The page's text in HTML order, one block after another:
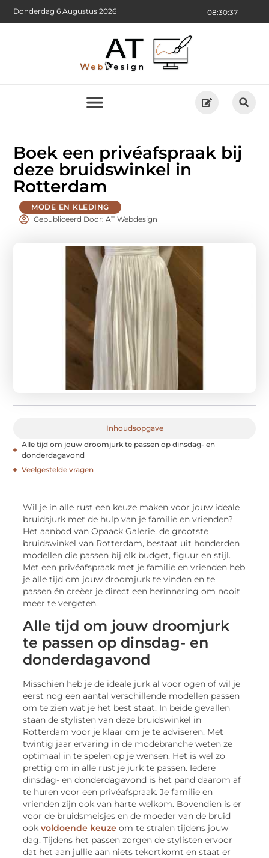
08:30:38
Donderdag 6 Augustus 2026
Boek een privéafspraak bij
deze bruidswinkel in
Rotterdam
MODE EN KLEDING
Gepubliceerd Door: AT Webdesign
Inhoudsopgave
Alle tijd om jouw droomjurk te passen op dinsdag- en
donderdagavond
Veelgestelde vragen
Wil je in alle rust een keuze maken voor jouw ideale
bruidsjurk met de hulp van je familie en vrienden?
Het aanbod van Opaack Galerie, de grootste
bruidswinkel van Rotterdam, bestaat uit honderden
modellen die passen bij elk budget, figuur en stijl.
Met een privéafspraak met je familie en vrienden heb
je alle tijd om jouw droomjurk te vinden en te
passen én creëer je direct een herinnering om nooit
meer te vergeten.
Alle tijd om jouw droomjurk
te passen op dinsdag- en
donderdagavond
Misschien heb je de ideale jurk al voor ogen of wil je
eerst nog een aantal verschillende modellen passen
om te zien wat je het best staat. In beide gevallen
staan de stylisten van deze bruidswinkel in
Rotterdam voor je klaar om je te adviseren. Met
twintig jaar ervaring in de modebranche weten ze
optimaal in te spelen op je wensen. Het is wel zo
prettig om in alle rust je jurk te passen. Iedere
dinsdag- en donderdagavond is het pand daarom af
te huren voor een privéafspraak. Je familie en
vrienden zijn ook van harte welkom. Bovendien is er
voor de bruidsmeisjes en de moeder van de bruid
ookvoldoende keuze om te stralen tijdens jouw
dag. Tijdens het passen zorgen de stylisten ervoor
dat het aan jullie aan niets tekortkomt en staat er